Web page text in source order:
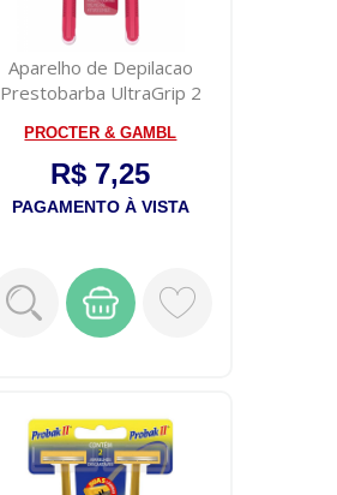
Aparelho de Depilacao
Prestobarba UltraGrip 2
PROCTER & GAMBL
R$ 7,25
PAGAMENTO À VISTA